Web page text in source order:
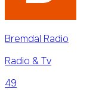
Bremdal Radio
Radio & Tv
49